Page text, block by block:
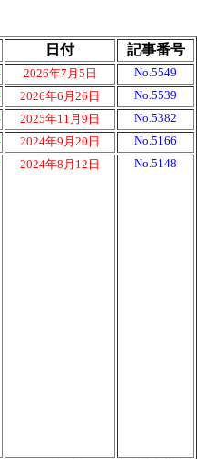
日付
記事番号
2026年7月5日 No.5549
2026年6月26日 No.5539
2025年11月9日 No.5382
2024年9月20日 No.5166
2024年8月12日 No.5148